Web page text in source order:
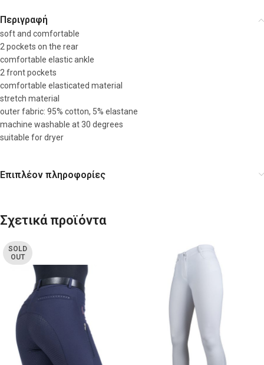
Περιγραφή
soft and comfortable
2 pockets on the rear
comfortable elastic ankle
2 front pockets
comfortable elasticated material
stretch material
outer fabric: 95% cotton, 5% elastane
machine washable at 30 degrees
suitable for dryer
Επιπλέον πληροφορίες
Σχετικά προϊόντα
SOLD
OUT